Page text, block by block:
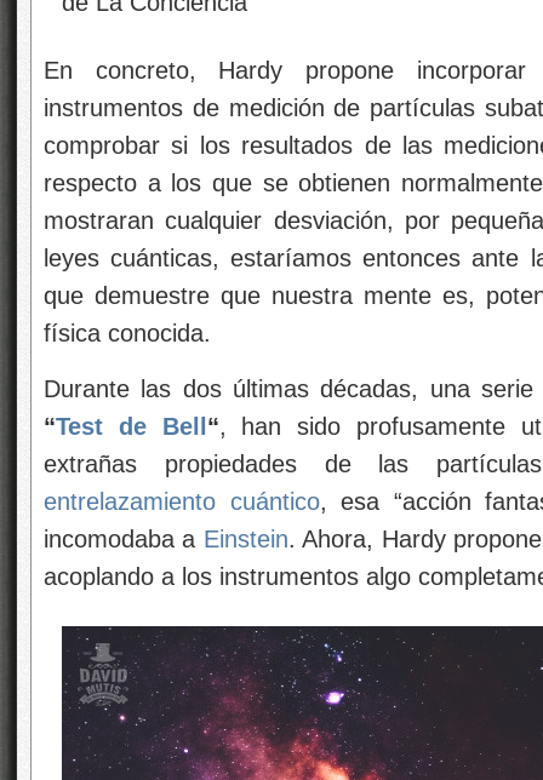
En concreto, Hardy propone incorporar
instrumentos de medición de partículas
comprobar si los resultados de las
respecto a los que se obtienen
mostraran cualquier desviación, por
leyes cuánticas, estaríamos entonces ante
que demuestre que nuestra mente es,
física conocida.
Durante las dos últimas décadas, una
“Test de Bell “, han sido profusamente
extrañas propiedades de las
entrelazamiento cuántico, esa “acción
incomodaba a Einstein. Ahora, Hardy
acoplando a los instrumentos algo